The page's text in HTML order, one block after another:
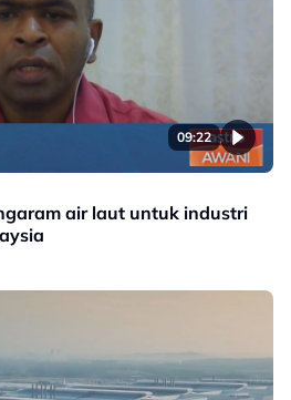
09:22
air laut untuk industri